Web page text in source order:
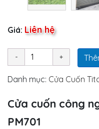
Giá: Liên hệ
Danh mục: Cửa Cuốn
Cửa cuốn công
PM701